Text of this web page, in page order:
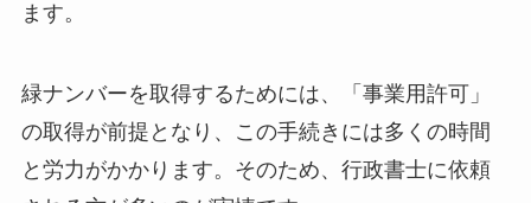
ます。
緑ナンバーを取得するためには、「事業用許可」
の取得が前提となり、この手続きには多くの時間
と労力がかかります。そのため、行政書士に依頼